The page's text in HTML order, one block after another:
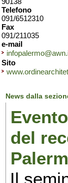
Telefono
091/6512310
Fax
091/211035
e-mail
Sito
News dalla
del
Il